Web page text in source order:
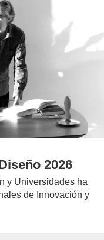
2026
y Universidades ha
de Innovación y